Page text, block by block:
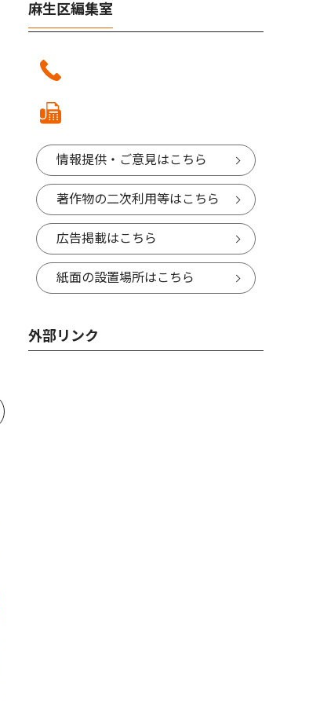
麻生区編集室
情報提供・ご意見はこちら
著作物の二次利用等はこちら
広告掲載はこちら
紙面の設置場所はこちら
外部リンク